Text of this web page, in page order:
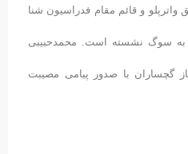
و قائم مقام فدراسیون شنا
سوگ نشسته است. محمدحبیبی
گچساران با صدور پیامی مصیبت